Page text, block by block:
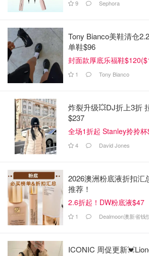
9 Sephora
Tony Bianco美鞋清仓
单鞋$96
封面款厚底乐福鞋
1 Tony Bianco
炸裂升级💥DJ折上3折
$237
全场1折起 Stanley拎拎
4 David Jones
2026澳洲粉底液折扣汇
推荐！
2.6折起！DW粉底液$47
1 Dealmoon澳新省钱
ICONIC 周促更新